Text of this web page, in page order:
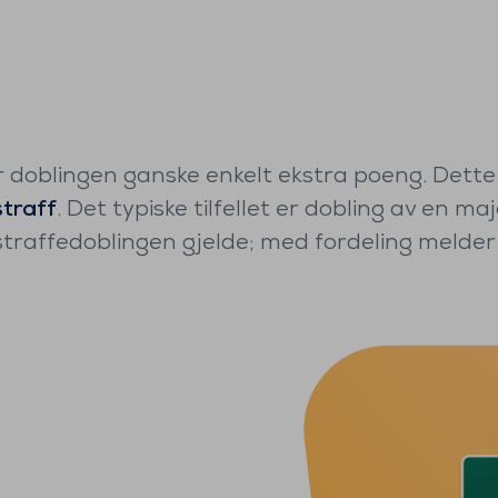
doblingen ganske enkelt ekstra poeng.
. Det typiske tilfellet er dobling av en
gjelde; med fordeling